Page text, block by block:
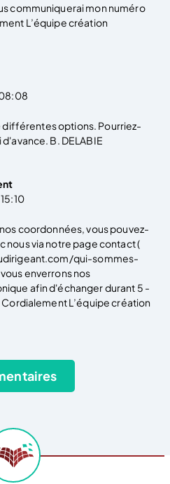
communiquerai mon numéro
L’équipe création
08:08
différentes options. Pourriez-
B. DELABIE
coordonnées, vous pouvez-
nous via notre page contact (
qui-sommes-
enverrons nos
afin d'échanger durant 5 -
L’équipe création